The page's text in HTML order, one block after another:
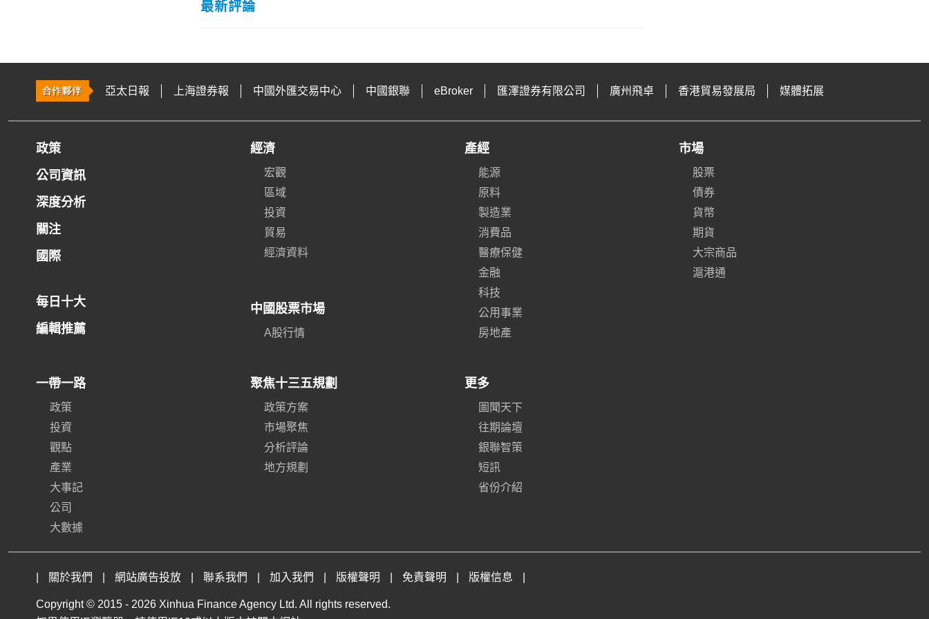
最新評論
亞太日報 上海證券報 中國外匯交易中心 中國銀聯 eBroker 匯澤證券有限公司 廣州飛卓 香港貿易發展局 媒體拓展
政策
公司資訊
深度分析
關注
國際
每日十大
編輯推薦
經濟
宏觀
區域
投資
貿易
經濟資料
中國股票市場
A股行情
產經
能源
原料
製造業
消費品
醫療保健
金融
科技
公用事業
房地產
市場
股票
債券
貨幣
期貨
大宗商品
滬港通
一帶一路
政策
投資
觀點
產業
大事記
公司
大數據
聚焦十三五規劃
政策方案
市場聚焦
分析評論
地方規劃
更多
圖聞天下
往期論壇
銀聯智策
短訊
省份介紹
關於我們 網站廣告投放 聯系我們 加入我們 版權聲明 免責聲明 版權信息
Copyright © 2015 - 2026 Xinhua Finance Agency Ltd. All rights reserved.